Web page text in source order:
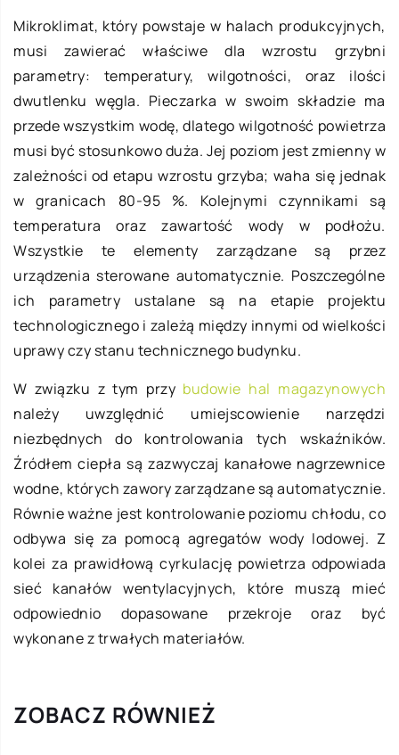
Mikroklimat, który powstaje w halach produkcyjnych,
musi zawierać właściwe dla wzrostu grzybni
parametry: temperatury, wilgotności, oraz ilości
dwutlenku węgla. Pieczarka w swoim składzie ma
przede wszystkim wodę, dlatego wilgotność powietrza
musi być stosunkowo duża. Jej poziom jest zmienny w
zależności od etapu wzrostu grzyba; waha się jednak
w granicach 80-95 %. Kolejnymi czynnikami są
temperatura oraz zawartość wody w podłożu.
Wszystkie te elementy zarządzane są przez
urządzenia sterowane automatycznie. Poszczególne
ich parametry ustalane są na etapie projektu
technologicznego i zależą między innymi od wielkości
uprawy czy stanu technicznego budynku.
W związku z tym przy budowie hal magazynowych
należy uwzględnić umiejscowienie narzędzi
niezbędnych do kontrolowania tych wskaźników.
Źródłem ciepła są zazwyczaj kanałowe nagrzewnice
wodne, których zawory zarządzane są automatycznie.
Równie ważne jest kontrolowanie poziomu chłodu, co
odbywa się za pomocą agregatów wody lodowej. Z
kolei za prawidłową cyrkulację powietrza odpowiada
sieć kanałów wentylacyjnych, które muszą mieć
odpowiednio dopasowane przekroje oraz być
wykonane z trwałych materiałów.
ZOBACZ RÓWNIEŻ